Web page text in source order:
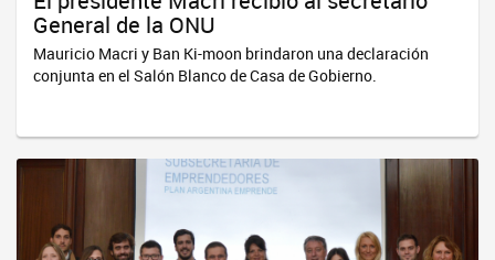
General de la ONU
Mauricio Macri y Ban Ki-moon brindaron una declaración
conjunta en el Salón Blanco de Casa de Gobierno.